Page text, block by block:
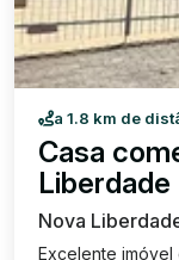
a 1.8 km de
Casa
Liberdade
Nova
Excelente imóvel